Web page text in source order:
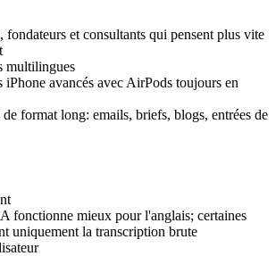
fondateurs et consultants qui pensent plus vite
multilingues
iPhone avancés avec AirPods toujours en
de format long: emails, briefs, blogs, entrées de
fonctionne mieux pour l'anglais; certaines
uniquement la transcription brute